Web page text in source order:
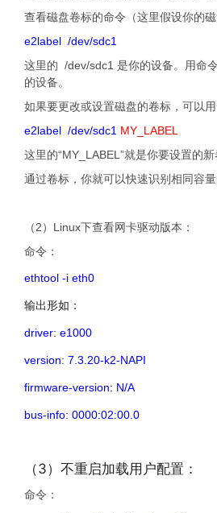
查看磁盘卷标的命令（这里假设你的
e2label /dev/sdc1
这里的 /dev/sdc1 是你的设备。用命
的设备。
如果要更改或设置磁盘的卷标，可以用
e2label /dev/sdc1 MY_LABEL
这里的“MY_LABEL”就是你要设置的新
通过卷标，你就可以快速识别相同容量
（2）Linux下查看网卡驱动版本：
命令：
ethtool -i eth0
输出形如：
driver: e1000
version: 7.3.20-k2-NAPI
firmware-version: N/A
bus-info: 0000:02:00.0
（3）不重启加载用户配置：
命令：